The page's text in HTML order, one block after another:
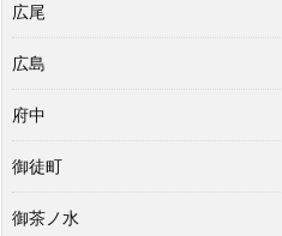
広尾
広島
府中
御徒町
御茶ノ水